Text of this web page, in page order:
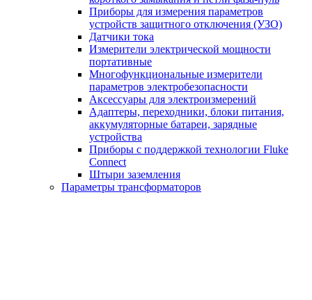
Приборы для измерения параметров
устройств защитного отключения (УЗО)
Датчики тока
Измерители электрической мощности
портативные
Многофункциональные измерители
параметров электробезопасности
Аксессуары для электроизмерений
Адаптеры, переходники, блоки питания,
аккумуляторные батареи, зарядные
устройства
Приборы с поддержкой технологии Fluke
Connect
Штыри заземления
Параметры трансформаторов